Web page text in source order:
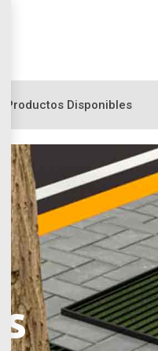
Productos Disponibles